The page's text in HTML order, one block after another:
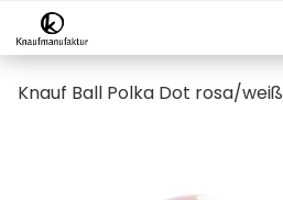
Knauf Ball Polka Dot rosa/weiß